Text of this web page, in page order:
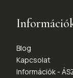
Blog
Kapcsolat
Információk -